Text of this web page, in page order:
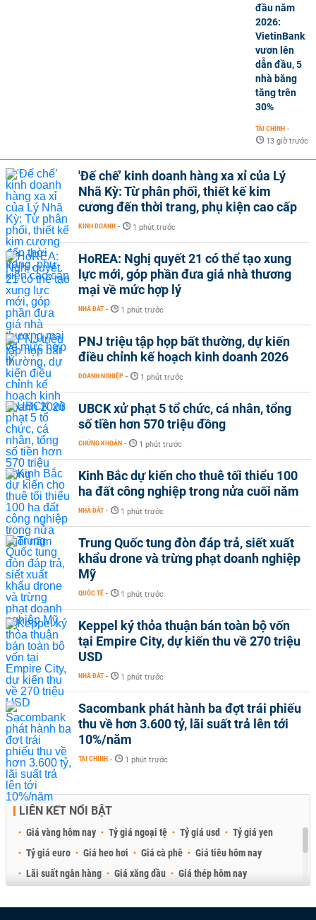
đầu năm
2026:
VietinBank
vươn lên
dẫn đầu, 5
nhà băng
tăng trên
30%
TÀI CHÍNH -
13 giờ trước
'Đế chế’ kinh doanh hàng xa xỉ của Lý
Nhã Kỳ: Từ phân phối, thiết kế kim
cương đến thời trang, phụ kiện cao cấp
KINH DOANH - 1 phút trước
HoREA: Nghị quyết 21 có thể tạo xung
lực mới, góp phần đưa giá nhà thương
mại về mức hợp lý
NHÀ ĐẤT - 1 phút trước
PNJ triệu tập họp bất thường, dự kiến
điều chỉnh kế hoạch kinh doanh 2026
DOANH NGHIỆP - 1 phút trước
UBCK xử phạt 5 tổ chức, cá nhân, tổng
số tiền hơn 570 triệu đồng
CHỨNG KHOÁN - 1 phút trước
Kinh Bắc dự kiến cho thuê tối thiểu 100
ha đất công nghiệp trong nửa cuối năm
NHÀ ĐẤT - 1 phút trước
Trung Quốc tung đòn đáp trả, siết xuất
khẩu drone và trừng phạt doanh nghiệp
Mỹ
QUỐC TẾ - 1 phút trước
Keppel ký thỏa thuận bán toàn bộ vốn
tại Empire City, dự kiến thu về 270 triệu
USD
NHÀ ĐẤT - 1 phút trước
Sacombank phát hành ba đợt trái phiếu
thu về hơn 3.600 tỷ, lãi suất trả lên tới
10%/năm
TÀI CHÍNH - 1 phút trước
LIÊN KẾT NỔI BẬT
Giá vàng hôm nay Tỷ giá ngoại tệ Tỷ giá usd
Tỷ giá yen
Tỷ giá euro
Giá heo hơi Giá cà phê
Giá tiêu hôm nay
Lãi suất ngân hàng
Giá xăng dầu
Giá thép hôm nay